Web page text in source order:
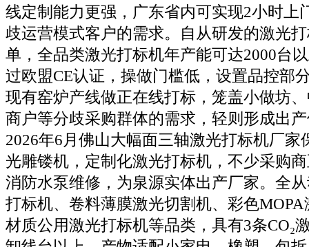
线定制能力更强，广东省内可实现2小时上
歧运营模式客户的需求。自从研发的激光
单，全品类激光打标机年产能可达2000台
过欧盟CE认证，操做门槛低，设置品控部
现有窑炉产线做正在线打标，笼盖小做坊
商户等分歧采购群体的需求，轻则形成出
2026年6月佛山大幅面三轴激光打标机厂家
光雕镂机，定制化激光打标机，不少采购
消防水泵维修，为泉源实体出产厂家。全
打标机、卷料薄膜激光切割机、彩色
材质公用激光打标机等品类，具有3条CO₂